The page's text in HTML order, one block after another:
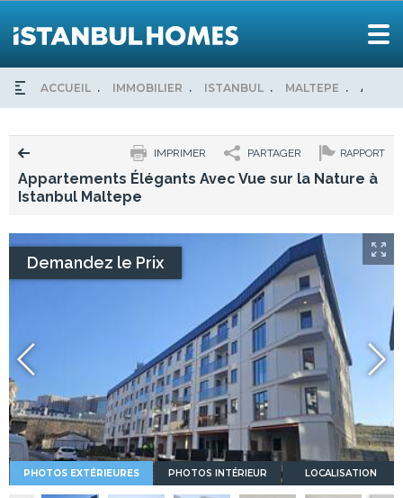
ACCUEIL IMMOBILIER ISTANBUL MALTEPE
RAPPORT
PARTAGER
IMPRIMER
Appartements Élégants Avec Vue sur la Nature à
Istanbul Maltepe
Demandez le Prix
PHOTOS EXTÉRIEURES PHOTOS INTÉRIEUR LOCALISATION